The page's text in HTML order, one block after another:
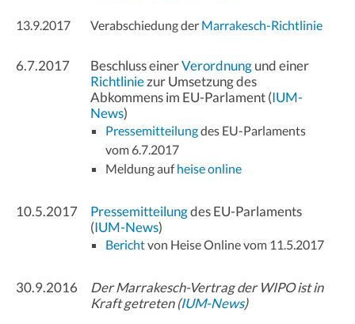
13.9.2017 Verabschiedung der Marrakesch-Richtlinie
6.7.2017 Beschluss einerVerordnungund einer
Richtliniezur Umsetzung des
Abkommens im EU-Parlament (IUM-
News)
Pressemitteilungdes EU-Parlaments
vom 6.7.2017
Meldung aufheise online
10.5.2017 Pressemitteilungdes EU-Parlaments
(IUM-News)
Berichtvon Heise Online vom 11.5.2017
30.9.2016
Der Marrakesch-Vertrag der WIPO ist in
Kraft getreten (IUM-News)